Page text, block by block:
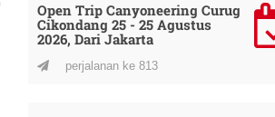
Open Trip Canyoneering Curug
Cikondang 25 - 25 Agustus
2026, Dari Jakarta
perjalanan ke 813